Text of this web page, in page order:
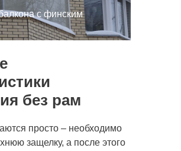
с финским
без рам
просто – необходимо
защелку, а после этого